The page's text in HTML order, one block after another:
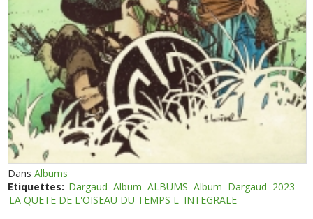
DansAlbums
Etiquettes: Dargaud Album ALBUMS Album Dargaud 2023
LA QUETE DE L'OISEAU DU TEMPS L' INTEGRALE